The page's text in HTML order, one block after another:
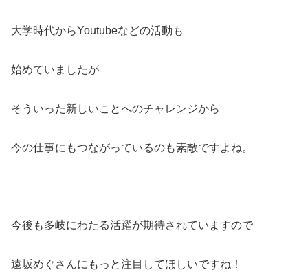
大学時代からYoutubeなどの活動も
始めていましたが
そういった新しいことへのチャレンジから
今の仕事にもつながっているのも素敵ですよね。
今後も多岐にわたる活躍が期待されていますので
遠坂めぐさんにもっと注目してほしいですね！